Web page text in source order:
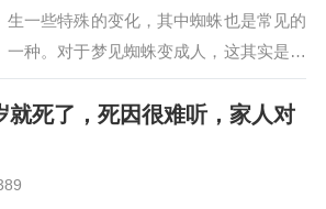
生一些特殊的变化，其中蜘蛛也是常见的
一种。对于梦见蜘蛛变成人，这其实是一
种比较复杂的梦境解析。倘若在梦中蜘蛛
变成了人，那么这个人就意味着具备着蜘
就死了，死因很难听，家人对